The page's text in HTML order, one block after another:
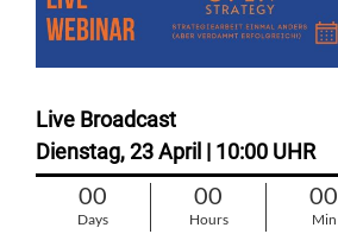
Live Broadcast
Dienstag, 23 April | 10:00 UHR
00
Days
00
Hours
00
Min